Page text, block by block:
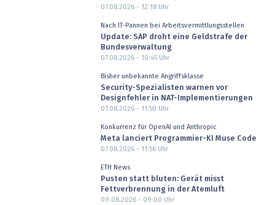
07.08.2026 - 12:18Uhr
Nach IT-Pannen bei Arbeitsvermittlungsstellen
Update: SAP droht eine Geldstrafe der
Bundesverwaltung
07.08.2026 - 10:45Uhr
Bisher unbekannte Angriffsklasse
Security-Spezialisten warnen vor
Designfehler in NAT-Implementierungen
07.08.2026 - 11:50 Uhr
Konkurrenz für OpenAI und Anthropic
Meta lanciert Programmier-KI Muse Code
07.08.2026 - 11:56Uhr
ETH News
Pusten statt bluten: Gerät misst
Fettverbrennung in der Atemluft
09.08.2026 - 09:00 Uhr